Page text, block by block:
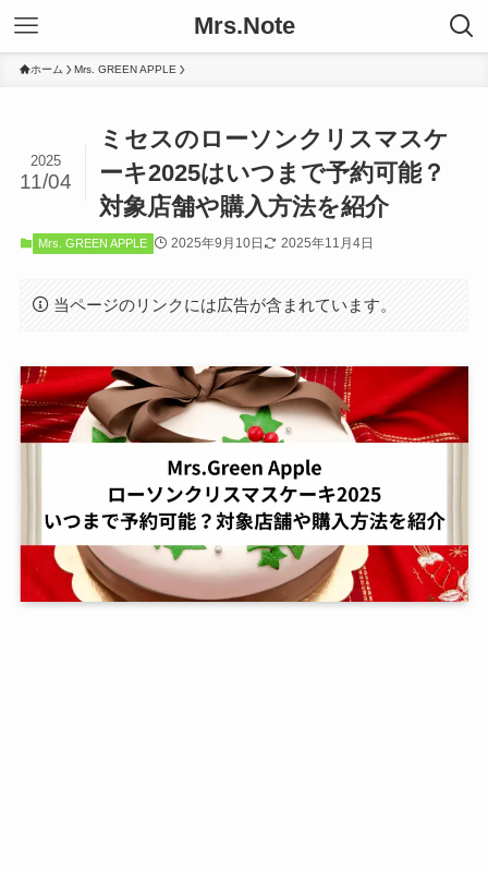
Mrs.Note
ホーム Mrs. GREEN APPLE
ミセスのローソンクリスマスケ
ーキ2025はいつまで予約可能？
対象店舗や購入方法を紹介
2025
11/04
Mrs. GREEN APPLE 2025年9月10日 2025年11月4日
当ページのリンクには広告が含まれています。